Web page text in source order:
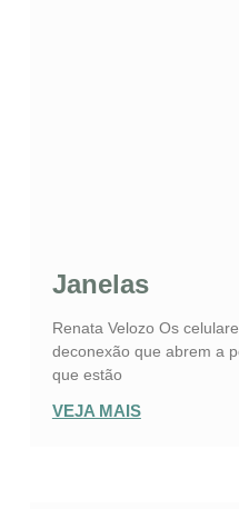
Janelas
Renata Velozo Os
deconexão que abrem a
que estão
VEJA MAIS